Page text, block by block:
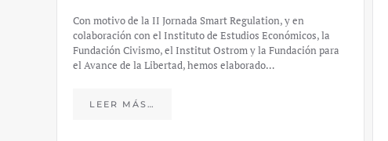
Con motivo de la II Jornada Smart Regulation, y en
colaboración con el Instituto de Estudios Económicos, la
Fundación Civismo, el Institut Ostrom y la Fundación para
el Avance de la Libertad, hemos elaborado…
LEER MÁS…